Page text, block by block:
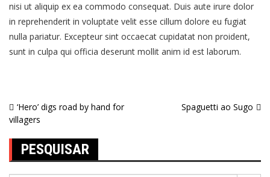
nisi ut aliquip ex ea commodo consequat. Duis aute irure dolor
in reprehenderit in voluptate velit esse cillum dolore eu fugiat
nulla pariatur. Excepteur sint occaecat cupidatat non proident,
sunt in culpa qui officia deserunt mollit anim id est laborum.
‘Hero’ digs road by hand for
villagers
Spaguetti ao Sugo
PESQUISAR